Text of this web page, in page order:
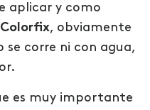
aplicar y como
, obviamente
se corre ni con agua,
es muy importante